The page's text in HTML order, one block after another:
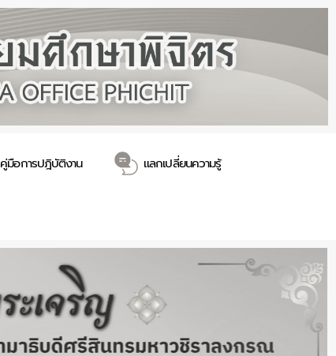
คู่มือการปฎิบัติงาน แลกเปลี่ยนความรู้